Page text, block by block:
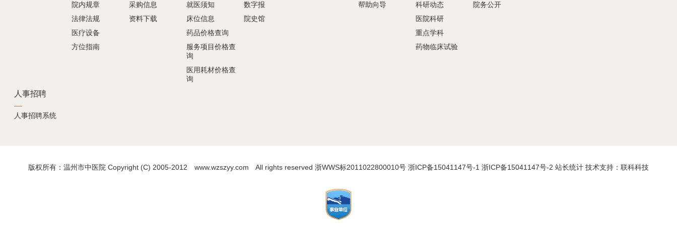
院内规章
法律法规
医疗设备
方位指南
采购信息
资料下载
就医须知
床位信息
药品价格查询
服务项目价格查
询
医用耗材价格查
询
数字报
院史馆
帮助向导
科研动态
医院科研
重点学科
药物临床试验
院务公开
人事招聘
人事招聘系统
版权所有：温州市中医院 Copyright (C) 2005-2012 www.wzszyy.com All rights reserved 浙WWS标2011022800010号 浙ICP备15041147号-1 浙ICP备15041147号-2 站长统计 技术支持：联科科技